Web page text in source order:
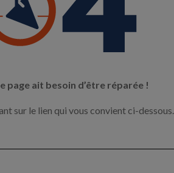
page ait besoin d’être réparée !
sur le lien qui vous convient ci-dessous.